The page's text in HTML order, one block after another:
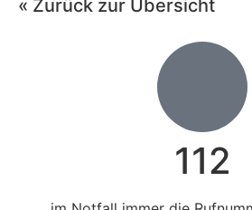
« Zurück zur Übersicht
112